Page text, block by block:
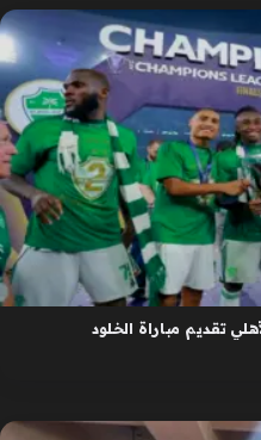
تقديم مباراة الخلود